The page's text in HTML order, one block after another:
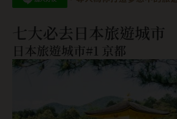
七大必去日本旅遊城市
日本旅遊城市#1 京都